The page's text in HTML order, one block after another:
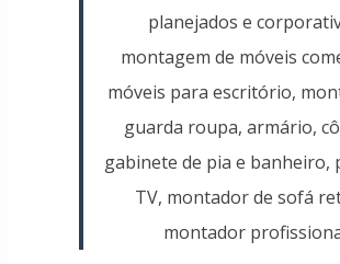
planejados e
montagem de móveis
móveis para escritório,
guarda roupa, armário,
gabinete de pia e banheiro,
TV, montador de sofá
montador